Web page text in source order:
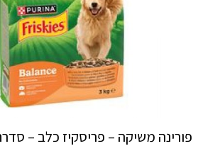
פורינה משיקה – פריסקיז כלב –